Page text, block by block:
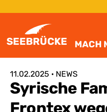
SEEBRÜCKE MACH
11.02.2025 · NEWS:
Syrische
Frontex